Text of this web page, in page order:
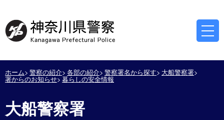
ホーム 警察の紹介 各部の紹介 警察署名から探す 大船警察署
署からのお知らせ 暮らしの安全情報
大船警察署